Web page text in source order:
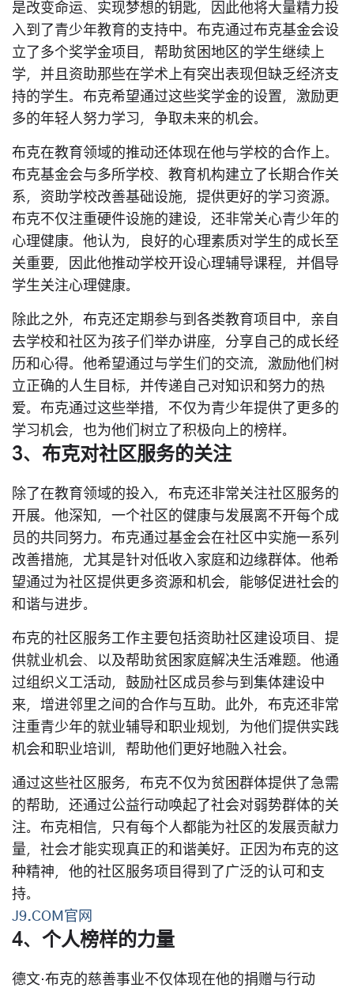
是改变命运、实现梦想的钥匙，因此他将大量精力投
入到了青少年教育的支持中。布克通过布克基金会设
立了多个奖学金项目，帮助贫困地区的学生继续上
学，并且资助那些在学术上有突出表现但缺乏经济支
持的学生。布克希望通过这些奖学金的设置，激励更
多的年轻人努力学习，争取未来的机会。
布克在教育领域的推动还体现在他与学校的合作上。
布克基金会与多所学校、教育机构建立了长期合作关
系，资助学校改善基础设施，提供更好的学习资源。
布克不仅注重硬件设施的建设，还非常关心青少年的
心理健康。他认为，良好的心理素质对学生的成长至
关重要，因此他推动学校开设心理辅导课程，并倡导
学生关注心理健康。
除此之外，布克还定期参与到各类教育项目中，亲自
去学校和社区为孩子们举办讲座，分享自己的成长经
历和心得。他希望通过与学生们的交流，激励他们树
立正确的人生目标，并传递自己对知识和努力的热
爱。布克通过这些举措，不仅为青少年提供了更多的
学习机会，也为他们树立了积极向上的榜样。
3、布克对社区服务的关注
除了在教育领域的投入，布克还非常关注社区服务的
开展。他深知，一个社区的健康与发展离不开每个成
员的共同努力。布克通过基金会在社区中实施一系列
改善措施，尤其是针对低收入家庭和边缘群体。他希
望通过为社区提供更多资源和机会，能够促进社会的
和谐与进步。
布克的社区服务工作主要包括资助社区建设项目、提
供就业机会、以及帮助贫困家庭解决生活难题。他通
过组织义工活动，鼓励社区成员参与到集体建设中
来，增进邻里之间的合作与互助。此外，布克还非常
注重青少年的就业辅导和职业规划，为他们提供实践
机会和职业培训，帮助他们更好地融入社会。
通过这些社区服务，布克不仅为贫困群体提供了急需
的帮助，还通过公益行动唤起了社会对弱势群体的关
注。布克相信，只有每个人都能为社区的发展贡献力
量，社会才能实现真正的和谐美好。正因为布克的这
种精神，他的社区服务项目得到了广泛的认可和支
持。
J9.COM官网
4、个人榜样的力量
德文·布克的慈善事业不仅体现在他的捐赠与行动